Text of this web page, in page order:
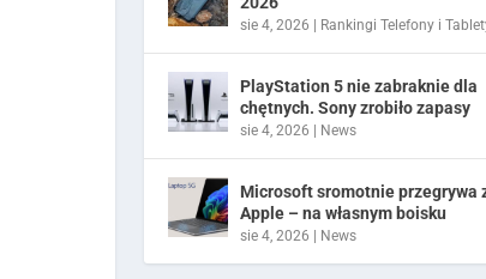
sie 4, 2026 | Rankingi Telefony i
PlayStation 5 nie zabraknie dla
chętnych. Sony zrobiło zapasy
sie 4, 2026 | News
Microsoft sromotnie przegrywa
Apple – na własnym boisku
sie 4, 2026 | News